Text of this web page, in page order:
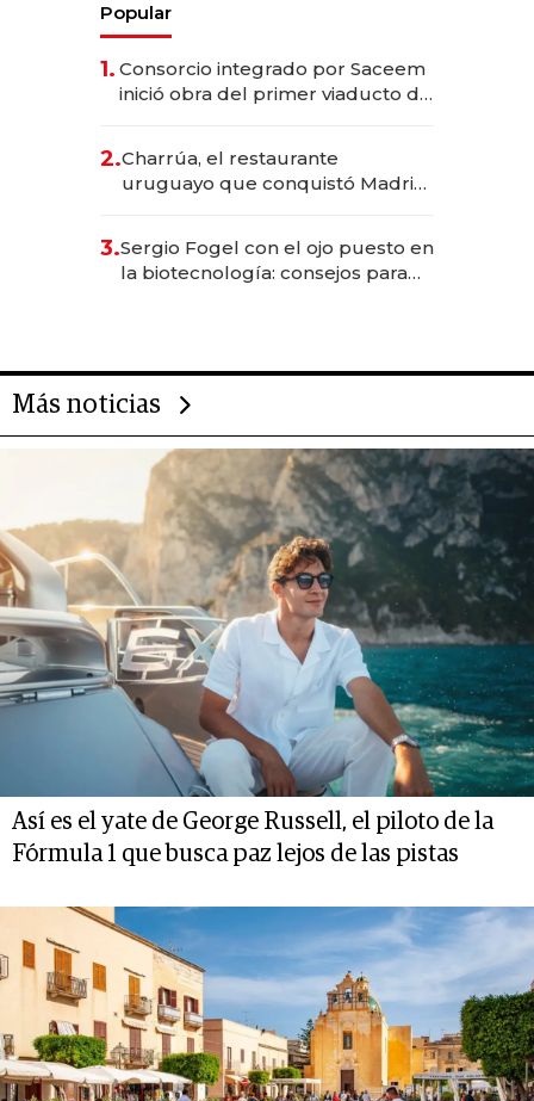
Popular
1. Consorcio integrado por Saceem
inició obra del primer viaducto de
millones
2.Charrúa, el restaurante
uruguayo que conquistó Madrid:
anticipación y prepara apertura
3.Sergio Fogel con el ojo puesto en
la biotecnología: consejos para
Más noticias
Así es el yate de George Russell, el piloto de la
Fórmula 1 que busca paz lejos de las pistas